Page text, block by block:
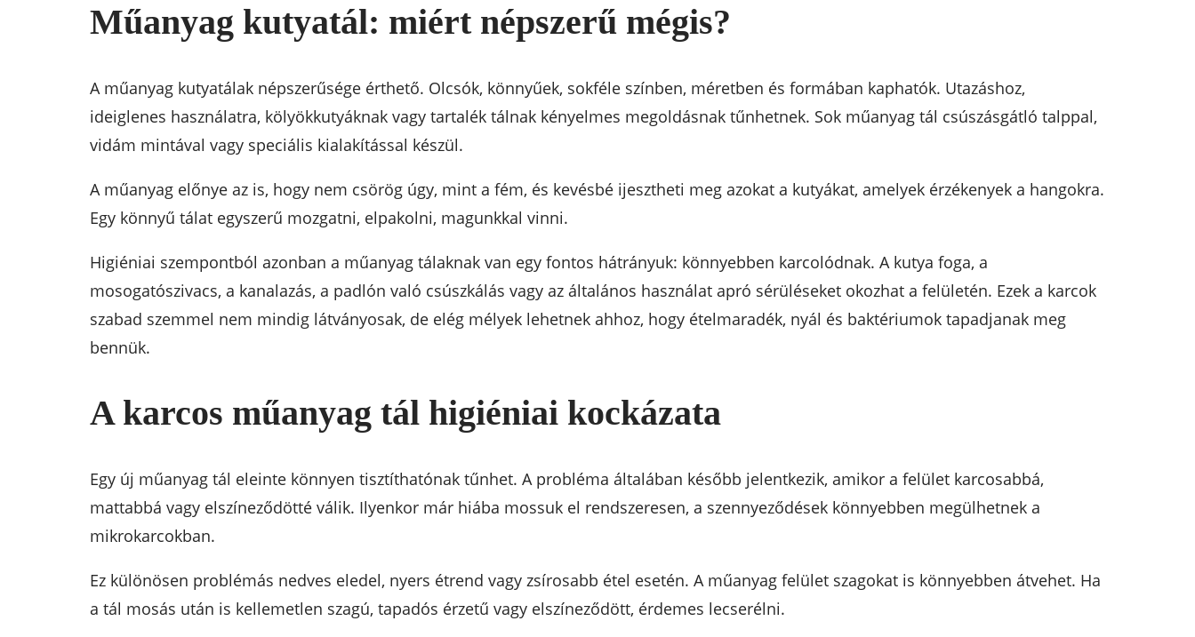
Műanyag kutyatál: miért népszerű mégis?
A műanyag kutyatálak népszerűsége érthető. Olcsók, könnyűek, sokféle színben, méretben és formában kaphatók. Utazáshoz,
ideiglenes használatra, kölyökkutyáknak vagy tartalék tálnak kényelmes megoldásnak tűnhetnek. Sok műanyag tál csúszásgátló talppal,
vidám mintával vagy speciális kialakítással készül.
A műanyag előnye az is, hogy nem csörög úgy, mint a fém, és kevésbé ijesztheti meg azokat a kutyákat, amelyek érzékenyek a hangokra.
Egy könnyű tálat egyszerű mozgatni, elpakolni, magunkkal vinni.
Higiéniai szempontból azonban a műanyag tálaknak van egy fontos hátrányuk: könnyebben karcolódnak. A kutya foga, a
mosogatószivacs, a kanalazás, a padlón való csúszkálás vagy az általános használat apró sérüléseket okozhat a felületén. Ezek a karcok
szabad szemmel nem mindig látványosak, de elég mélyek lehetnek ahhoz, hogy ételmaradék, nyál és baktériumok tapadjanak meg
bennük.
A karcos műanyag tál higiéniai kockázata
Egy új műanyag tál eleinte könnyen tisztíthatónak tűnhet. A probléma általában később jelentkezik, amikor a felület karcosabbá,
mattabbá vagy elszíneződötté válik. Ilyenkor már hiába mossuk el rendszeresen, a szennyeződések könnyebben megülhetnek a
mikrokarcokban.
Ez különösen problémás nedves eledel, nyers étrend vagy zsírosabb étel esetén. A műanyag felület szagokat is könnyebben átvehet. Ha
a tál mosás után is kellemetlen szagú, tapadós érzetű vagy elszíneződött, érdemes lecserélni.